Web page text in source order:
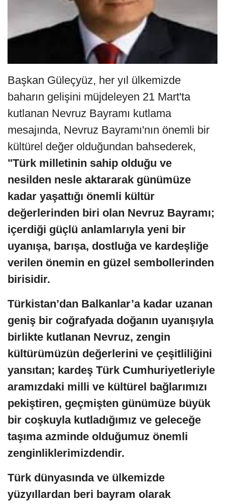
Başkan Güleçyüz, her yıl ülkemizde
baharın gelişini müjdeleyen 21 Mart'ta
kutlanan Nevruz Bayramı kutlama
mesajında, Nevruz Bayramı'nın önemli bir
kültürel değer olduğundan bahsederek,
"Türk milletinin sahip olduğu ve
nesilden nesle aktararak günümüze
kadar yaşattığı önemli kültür
değerlerinden biri olan Nevruz Bayramı;
içerdiği güçlü anlamlarıyla yeni bir
uyanışa, barışa, dostluğa ve kardeşliğe
verilen önemin en güzel sembollerinden
birisidir.
Türkistan’dan Balkanlar’a kadar uzanan
geniş bir coğrafyada doğanın uyanışıyla
birlikte kutlanan Nevruz, zengin
kültürümüzün değerlerini ve çeşitliliğini
yansıtan; kardeş Türk Cumhuriyetleriyle
aramızdaki milli ve kültürel bağlarımızı
pekiştiren, geçmişten günümüze büyük
bir coşkuyla kutladığımız ve geleceğe
taşıma azminde olduğumuz önemli
zenginliklerimizdendir.
Türk dünyasında ve ülkemizde
yüzyıllardan beri bayram olarak